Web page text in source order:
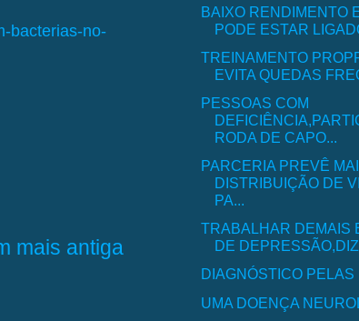
bacterias-no-
mais antiga
BAIXO RENDIMENTO
PODE ESTAR
TREINAMENTO
EVITA QUEDAS
PESSOAS COM
RODA DE CAPO...
PARCERIA PREVÊ
DISTRIBUIÇÃO DE
PA...
TRABALHAR DEMAIS
DE
DIAGNÓSTICO
UMA DOENÇA